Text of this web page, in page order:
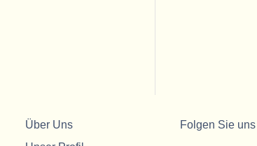
Über Uns
Folgen Sie uns